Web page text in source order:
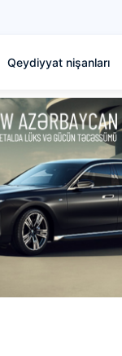
Qeydiyyat nişanları